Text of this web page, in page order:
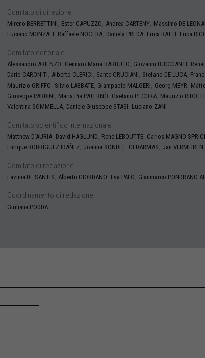
Comitato di direzione
Mireno BERRETTINI, Ester CAPUZZO, Andrea CARTENY, Massimo DE
Luciano MONZALI, Raffaele NOCERA, Daniela PREDA, Luca RATTI, Luca
Comitato editoriale
Alessandro ARIENZO, Gennaro Maria BARBUTO, Giovanni BUCCIANTI,
Dario CARONITI, Alberto CLERICI, Sante CRUCIANI, Stefano DE LUCA,
Maurizio GRIFFO, Silvio LABBATE, Giampaolo MALGERI, Georg MEYR,
Giuseppe PARDINI, Maria Pia PATERNÒ, Gaetano PECORA, Maurizio RIDOLFI
Valentina SOMMELLA, Daniele Giuseppe STASI, Luciano ZANI
Comitato scientifico internazionale
Matthew D’AURIA, David HAGLUND, René LEBOUTTE, Carlos MAGNO
Enrique RODRÍGUEZ IBÁÑEZ, Joanna SONDEL–CEDARMAS, Jan VERMEIREN,
Comitato di redazione
Lavinia DE SANTIS, Alberto GIORDANO, Eva PALO, Gianmarco PONDRANO
Coordinamento di redazione
Giuliana PODDA